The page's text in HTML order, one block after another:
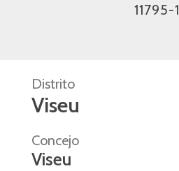
11795-1
Distrito
Viseu
Concejo
Viseu